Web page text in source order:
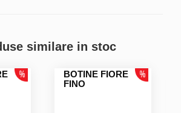
similare in stoc
BOTINE FIORE
FINO